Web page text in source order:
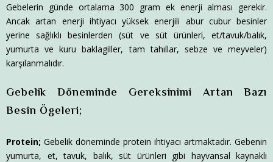
Gebelerin günde ortalama 300 gram ek enerji alması gerekir.
Ancak artan enerji ihtiyacı yüksek enerjili abur cubur besinler
yerine sağlıklı besinlerden (süt ve süt ürünleri, et/tavuk/balık,
yumurta ve kuru baklagiller, tam tahıllar, sebze ve meyveler)
karşılanmalıdır.
Gebelik Döneminde Gereksinimi Artan Bazı
Besin Ögeleri;
Protein; Gebelik döneminde protein ihtiyacı artmaktadır. Gebenin
yumurta, et, tavuk, balık, süt ürünleri gibi hayvansal kaynaklı